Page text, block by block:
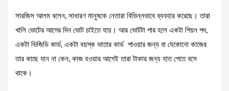
সারজিস আলম বলেন, সাধারণ মানুষকে নেতারা বিভিন্নভাবে ব্যবহার করেছে। তারা
খালি ভোটের আগের দিন ভোট চাইতে যায়। আর ভোটটা পার হলে একটা পিয়ন পদ,
একটা ভিজিডি কার্ড, একটা বয়স্ক ভাতার কার্ড পাওয়ার জন্য বা যেকোনো কাজের
তার কাছে যান না কেন, কাজ হওয়ার আগেই তারা টাকার জন্য হাত পেতে বসে
থাকে।